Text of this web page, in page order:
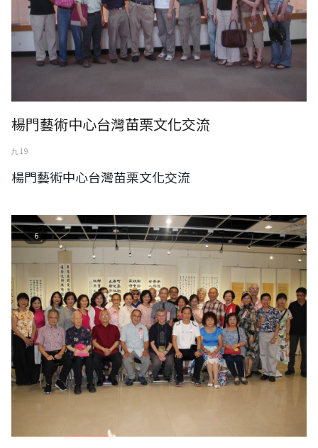
楊門藝術中心台灣苗栗文化交流
九 19
楊門藝術中心台灣苗栗文化交流
林欽商-墨緣小集聯展2022年8月
6